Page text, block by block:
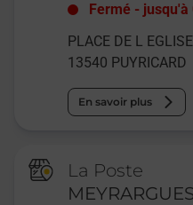
Fermé - jusqu'à
PLACE DE L EGLISE
13540 PUYRICARD
En savoir plus
La Poste
MEYRARGUES